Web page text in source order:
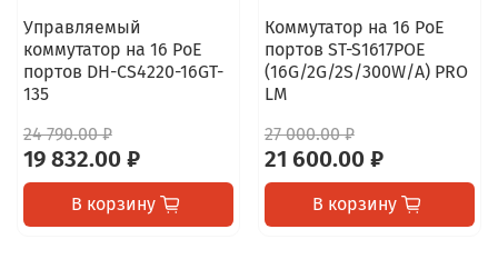
Управляемый
коммутатор на 16 PoE
портов DH-CS4220-16GT-
135
24 790.00 ₽
19 832.00 ₽
В корзину
Коммутатор на 16 PoE
портов ST-S1617POE
(16G/2G/2S/300W/A) PRO
LM
27 000.00 ₽
21 600.00 ₽
В корзину